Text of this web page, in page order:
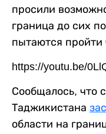
просили
граница до сих
пытаются пройти
https://youtu.be/
Сообщалось, что
Таджикистана
области на